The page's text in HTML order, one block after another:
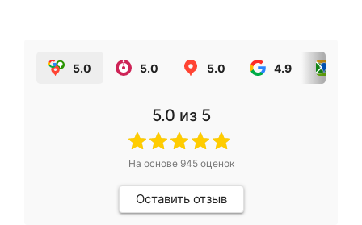
5.0 5.0 5.0 4.9
5.0 из 5
На основе 945оценок
Оставить отзыв